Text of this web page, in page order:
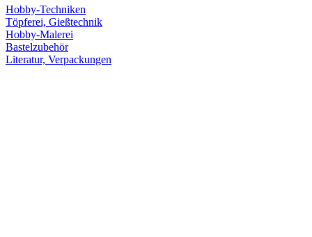
Hobby-Techniken
Töpferei, Gießtechnik
Hobby-Malerei
Bastelzubehör
Literatur, Verpackungen